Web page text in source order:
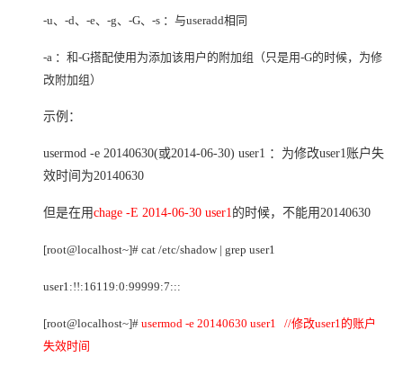
-u、-d、-e、-g、-G、-s ：与useradd相同
-a ：和-G搭配使用为添加该用户的附加组（只是用-G的时候，为修
改附加组）
示例：
usermod -e 20140630(或2014-06-30) user1 ：为修改user1账户失
效时间为20140630
但是在用chage -E 2014-06-30 user1的时候，不能用20140630
[root@localhost~]# cat /etc/shadow | grep user1
user1:!!:16119:0:99999:7:::
[root@localhost~]# usermod -e 20140630 user1 //修改user1的账户
失效时间